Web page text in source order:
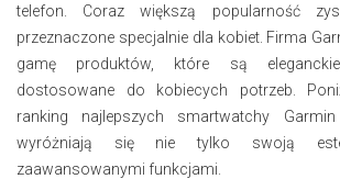
telefon. Coraz większą popularność
przeznaczone specjalnie dla kobiet. Firma
gamę produktów, które są
dostosowane do kobiecych potrzeb.
ranking najlepszych smartwatchy
wyróżniają się nie tylko swoją
zaawansowanymi funkcjami.